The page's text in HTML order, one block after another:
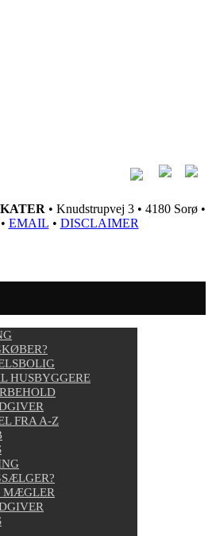
• Knudstrupvej 3 • 4180 Sorø •
EMAIL • DISCLAIMER
HUSBYGGERE
FRA A-Z
MÆGLER